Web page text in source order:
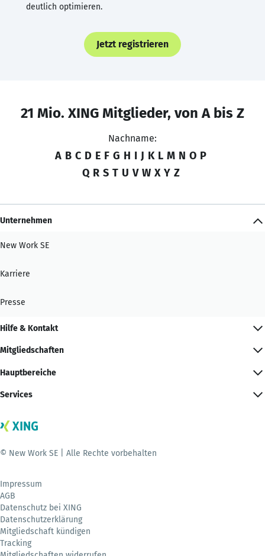
deutlich optimieren.
Jetzt registrieren
21 Mio. XING Mitglieder, von A bis Z
Nachname:
A B C D E F G H I J K L M N O P
Q R S T U V W X Y Z
Unternehmen
New Work SE
Karriere
Presse
Hilfe & Kontakt
Mitgliedschaften
Hauptbereiche
Services
© New Work SE | Alle Rechte vorbehalten
Impressum
AGB
Datenschutz bei XING
Datenschutzerklärung
Mitgliedschaft kündigen
Tracking